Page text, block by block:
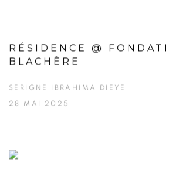
RÉSIDENCE @
BLACHÈRE
SERIGNE IBRAHIMA DIEYE
28 MAI 2025